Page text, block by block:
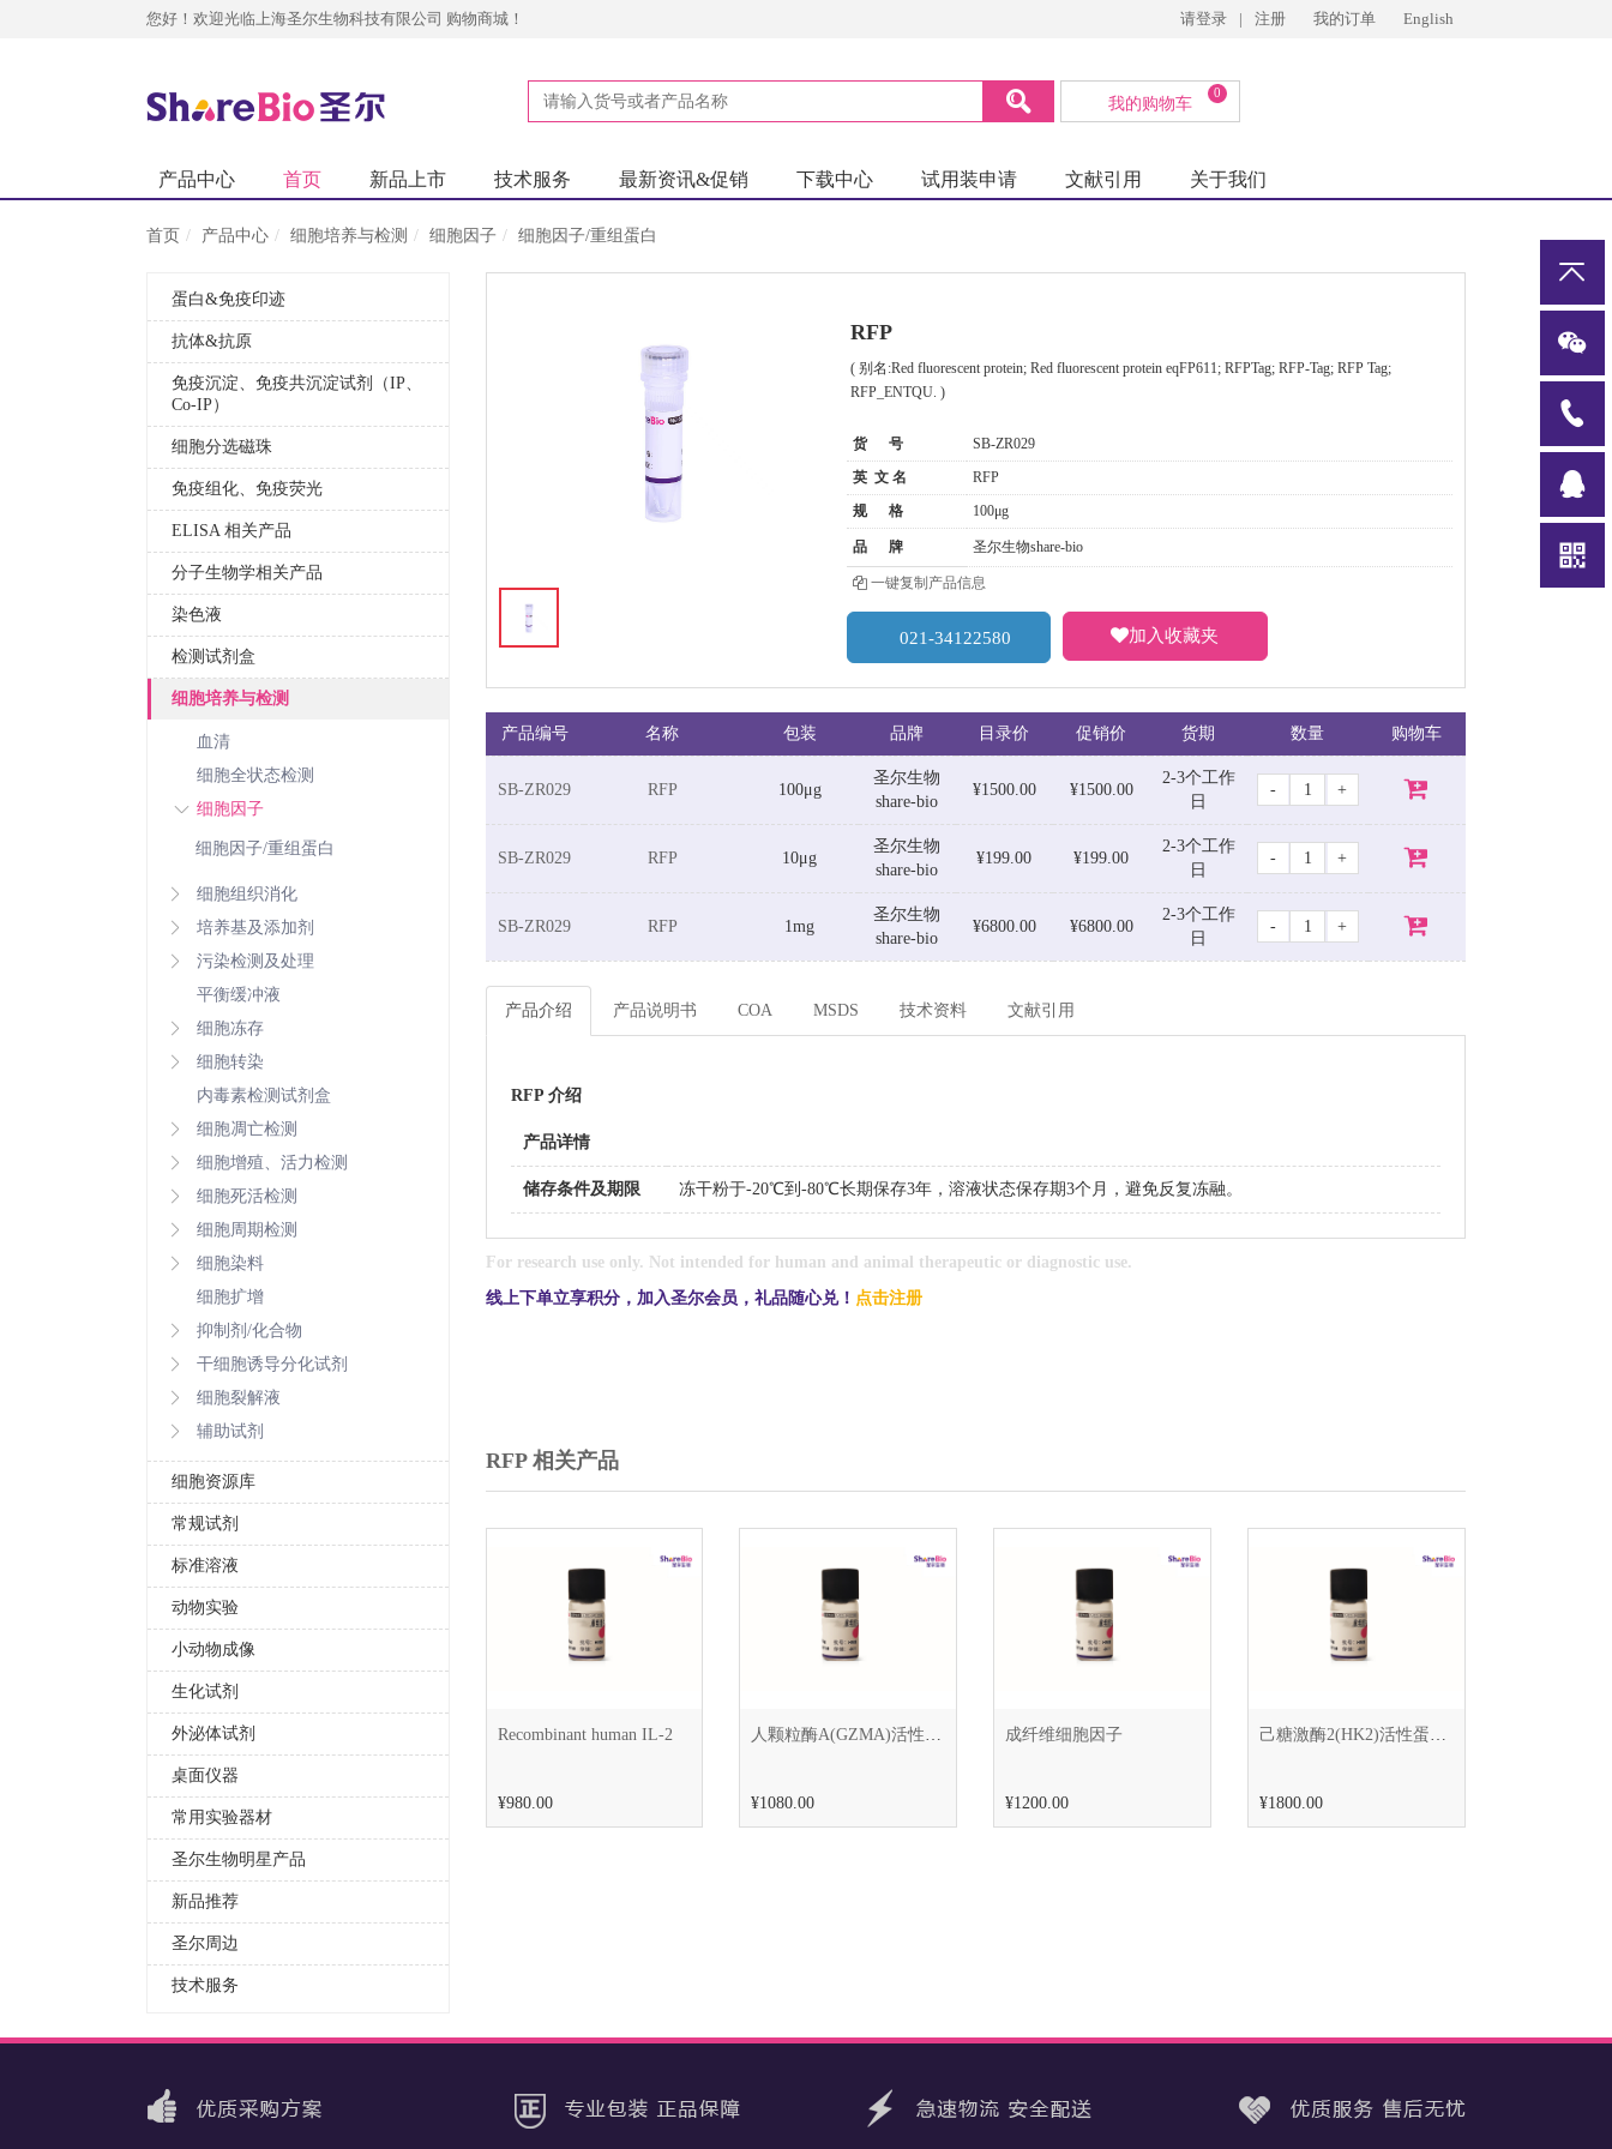
您好！欢迎光临上海圣尔生物科技有限公司 购物商城！ 请登录 | 注册 我的订单 English
我的购物车
0
产品中心 首页 新品上市 技术服务 最新资讯&促销 下载中心 试用装申请 文献引用 关于我们
首页 产品中心 细胞培养与检测 细胞因子 细胞因子/重组蛋白
蛋白&免疫印迹
抗体&抗原
免疫沉淀、免疫共沉淀试剂（IP、
Co-IP）
细胞分选磁珠
免疫组化、免疫荧光
ELISA 相关产品
分子生物学相关产品
染色液
检测试剂盒
细胞培养与检测
血清
细胞全状态检测
细胞因子
细胞因子/重组蛋白
细胞组织消化
培养基及添加剂
污染检测及处理
平衡缓冲液
细胞冻存
细胞转染
内毒素检测试剂盒
细胞凋亡检测
细胞增殖、活力检测
细胞死活检测
细胞周期检测
细胞染料
细胞扩增
抑制剂/化合物
干细胞诱导分化试剂
细胞裂解液
辅助试剂
细胞资源库
常规试剂
标准溶液
动物实验
小动物成像
生化试剂
外泌体试剂
桌面仪器
常用实验器材
圣尔生物明星产品
新品推荐
圣尔周边
技术服务
RFP
( 别名:Red fluorescent protein; Red fluorescent protein eqFP611; RFPTag; RFP-Tag; RFP Tag;
RFP_ENTQU. )
货 号
SB-ZR029
英 文 名
RFP
规 格
100μg
品 牌 圣尔生物share-bio
一键复制产品信息
021-34122580 加入收藏夹
产品编号 名称 包装 品牌 目录价 促销价 货期 数量 购物车
SB-ZR029 RFP 100μg
圣尔生物
share-bio
¥1500.00 ¥1500.00
2-3个工作
日
- +
SB-ZR029 RFP 10μg
圣尔生物
share-bio
¥199.00 ¥199.00
2-3个工作
日
- +
SB-ZR029 RFP 1mg
圣尔生物
share-bio
¥6800.00 ¥6800.00
2-3个工作
日
- +
产品介绍 产品说明书 COA MSDS 技术资料 文献引用
RFP 介绍
产品详情
储存条件及期限 冻干粉于-20℃到-80℃长期保存3年，溶液状态保存期3个月，避免反复冻融。
For research use only. Not intended for human and animal therapeutic or diagnostic use.
线上下单立享积分，加入圣尔会员，礼品随心兑！ 点击注册
RFP 相关产品
Recombinant human IL-2
¥980.00
人颗粒酶A(GZMA)活性蛋白Active Granzyme A (GZMA）
¥1080.00
成纤维细胞因子
¥1200.00
己糖激酶2(HK2)活性蛋白Active Hexokinase 2 (HK2)
¥1800.00